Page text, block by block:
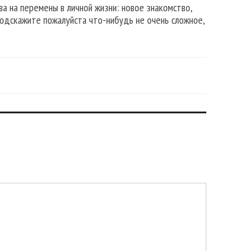
на перемены в личной жизни: новое знакомство,
пожалуйста что-нибудь не очень сложное,